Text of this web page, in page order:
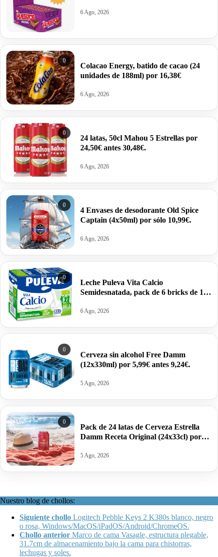
6 Ago, 2026
0
Colacao Energy, batido de cacao (24
unidades de 188ml) por 16,38€
6 Ago, 2026
0
24 latas, 50cl Mahou 5 Estrellas por
24,50€ antes 30,48€.
6 Ago, 2026
0
4 Envases de desodorante Old Spice
Captain (4x50ml) por sólo 10,99€.
6 Ago, 2026
0
Leche Puleva Vita Calcio
Semidesnatada, pack de 6 bricks de 1
6 Ago, 2026
0
Cerveza sin alcohol Free Damm
(12x330ml) por 5,99€ antes 9,24€.
5 Ago, 2026
0
Pack de 24 latas de Cerveza Estrella
Damm Receta Original (24x33cl) por
5 Ago, 2026
Nuestro blog de chollos:
Siguiente chollo Logitech Pebble Keys 2 K380s blanco, negro
o rosa, Windows/MacOS/iPadOS/Android/ChromeOS.
Chollo anterior Marco de cama Vasagle, estructura plegable,
31.7cm de almacenamiento bajo la cama para chistorras,
lechugas y soles.